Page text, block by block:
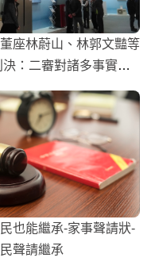
座林蔚山、林郭文豔等
決：二審對諸多事實過
也能繼承-家事聲請狀-
聲請繼承